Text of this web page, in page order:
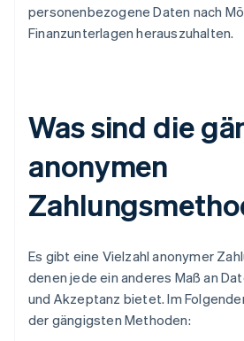
personenbezogene Daten nach
Finanzunterlagen herauszuhalten.
Was sind die
anonymen
Es gibt eine Vielzahl anonymer
denen jede ein anderes Maß an
und Akzeptanz bietet. Im
der gängigsten Methoden: